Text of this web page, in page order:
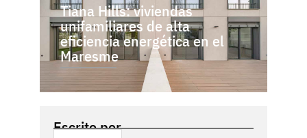
Tiana Hills: viviendas
unifamiliares de alta
eficiencia energética en el
Maresme
Escrito por